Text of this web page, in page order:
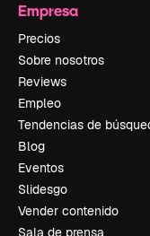
Empresa
Precios
Sobre nosotros
Reviews
Empleo
Tendencias de
Blog
Eventos
Slidesgo
Vender contenido
Sala de prensa